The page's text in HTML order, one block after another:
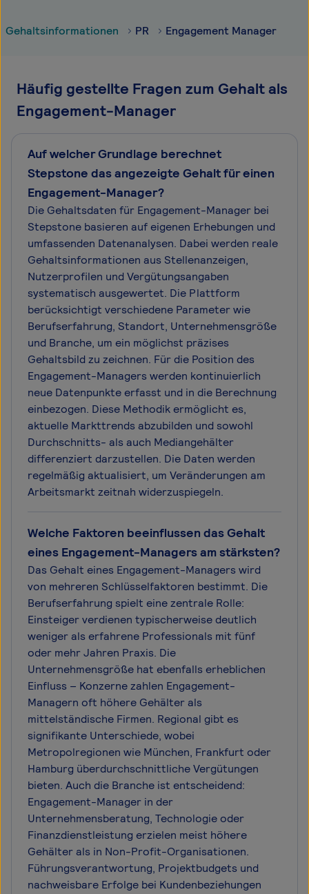
Gehaltsinformationen PR Engagement Manager
Häufig gestellte Fragen zum Gehalt als
Engagement-Manager
Auf welcher Grundlage berechnet
Stepstone das angezeigte Gehalt für einen
Engagement-Manager?
Die Gehaltsdaten für Engagement-Manager bei
Stepstone basieren auf eigenen Erhebungen und
umfassenden Datenanalysen. Dabei werden reale
Gehaltsinformationen aus Stellenanzeigen,
Nutzerprofilen und Vergütungsangaben
systematisch ausgewertet. Die Plattform
berücksichtigt verschiedene Parameter wie
Berufserfahrung, Standort, Unternehmensgröße
und Branche, um ein möglichst präzises
Gehaltsbild zu zeichnen. Für die Position des
Engagement-Managers werden kontinuierlich
neue Datenpunkte erfasst und in die Berechnung
einbezogen. Diese Methodik ermöglicht es,
aktuelle Markttrends abzubilden und sowohl
Durchschnitts- als auch Mediangehälter
differenziert darzustellen. Die Daten werden
regelmäßig aktualisiert, um Veränderungen am
Arbeitsmarkt zeitnah widerzuspiegeln.
Welche Faktoren beeinflussen das Gehalt
eines Engagement-Managers am stärksten?
Das Gehalt eines Engagement-Managers wird
von mehreren Schlüsselfaktoren bestimmt. Die
Berufserfahrung spielt eine zentrale Rolle:
Einsteiger verdienen typischerweise deutlich
weniger als erfahrene Professionals mit fünf
oder mehr Jahren Praxis. Die
Unternehmensgröße hat ebenfalls erheblichen
Einfluss – Konzerne zahlen Engagement-
Managern oft höhere Gehälter als
mittelständische Firmen. Regional gibt es
signifikante Unterschiede, wobei
Metropolregionen wie München, Frankfurt oder
Hamburg überdurchschnittliche Vergütungen
bieten. Auch die Branche ist entscheidend:
Engagement-Manager in der
Unternehmensberatung, Technologie oder
Finanzdienstleistung erzielen meist höhere
Gehälter als in Non-Profit-Organisationen.
Führungsverantwortung, Projektbudgets und
nachweisbare Erfolge bei Kundenbeziehungen